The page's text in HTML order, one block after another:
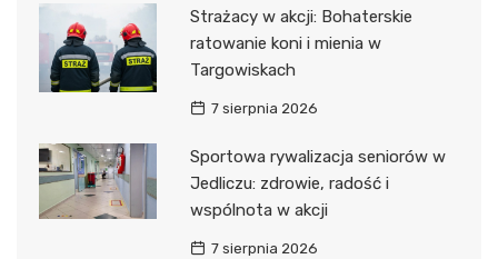
Strażacy w akcji: Bohaterskie
ratowanie koni i mienia w
Targowiskach
7 sierpnia 2026
Sportowa rywalizacja seniorów w
Jedliczu: zdrowie, radość i
wspólnota w akcji
7 sierpnia 2026